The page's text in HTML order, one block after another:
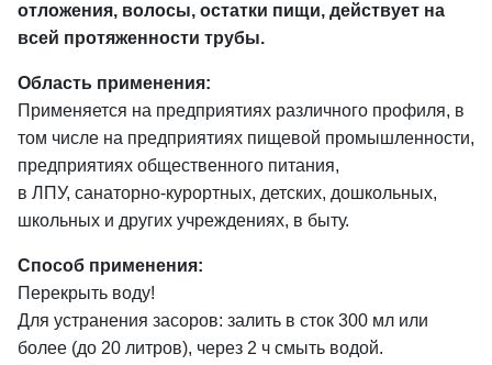
отложения, волосы, остатки пищи, действует на
всей протяженности трубы.
Область применения:
Применяется на предприятиях различного профиля, в
том числе на предприятиях пищевой промышленности,
предприятиях общественного питания,
в ЛПУ, санаторно-курортных, детских, дошкольных,
школьных и других учреждениях, в быту.
Способ применения:
Перекрыть воду!
Для устранения засоров: залить в сток 300 мл или
более (до 20 литров), через 2 ч смыть водой.